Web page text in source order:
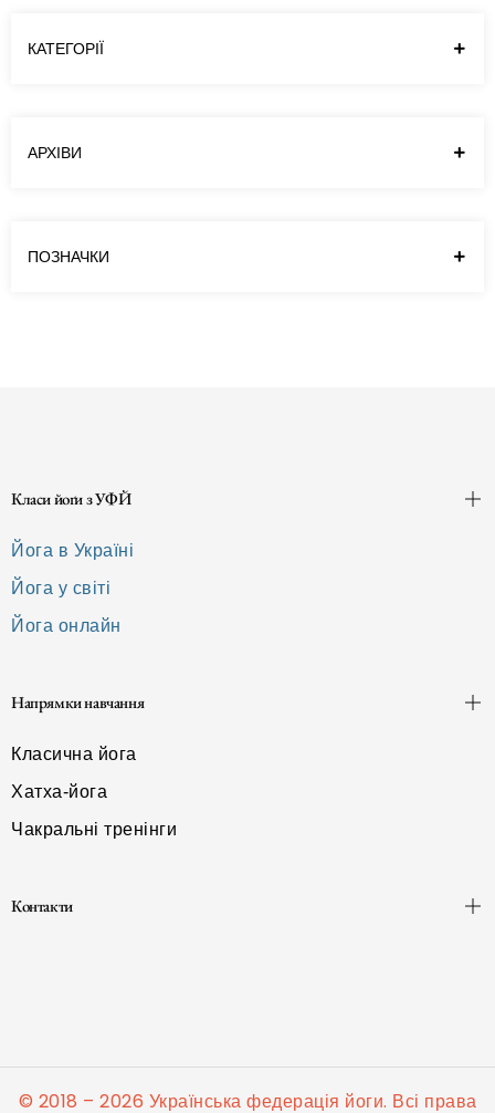
учнями перед початком нового
КАТЕГОРІЇ
АРХІВИ
ПОЗНАЧКИ
Класи йоґи з УФЙ
Йога в Україні
Йога у світі
Йога онлайн
Напрямки навчання
Класична йога
Хатха-йога
Чакральні тренінги
Контакти
© 2018 – 2026 Українська федерація йоги. Всі права